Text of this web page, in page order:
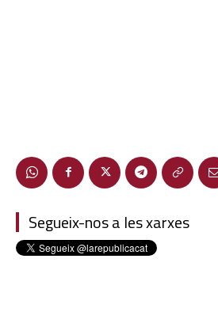
Segueix-nos a les xarxes